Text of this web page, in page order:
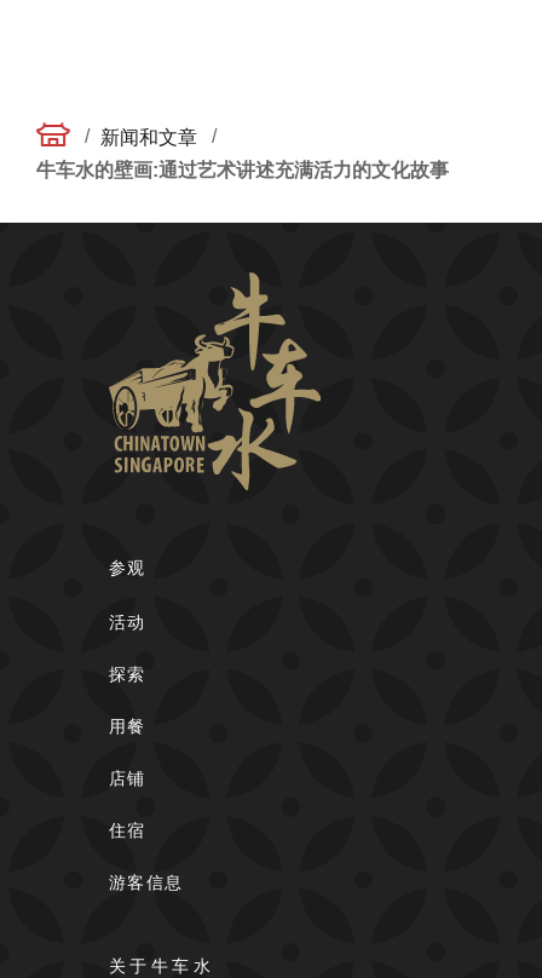
/ 新闻和文章
/
牛车水的壁画:通过艺术讲述充满活力的文化故事
参观
活动
探索
用餐
店铺
住宿
游客信息
关于牛车水